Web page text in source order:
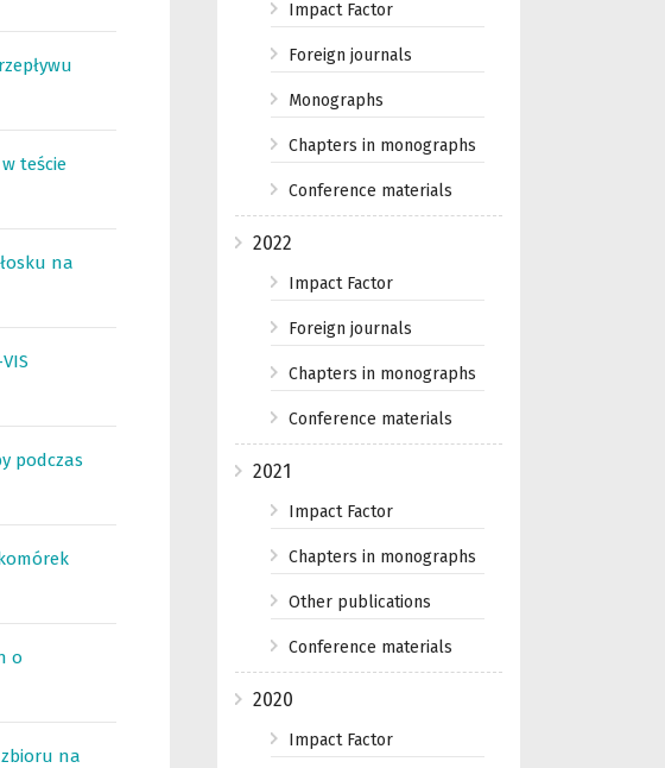
teście
na
podczas
o
na
Impact Factor
Foreign journals
Monographs
Chapters in monographs
Conference materials
2022
Impact Factor
Foreign journals
Chapters in monographs
Conference materials
2021
Impact Factor
Chapters in monographs
Other publications
Conference materials
2020
Impact Factor